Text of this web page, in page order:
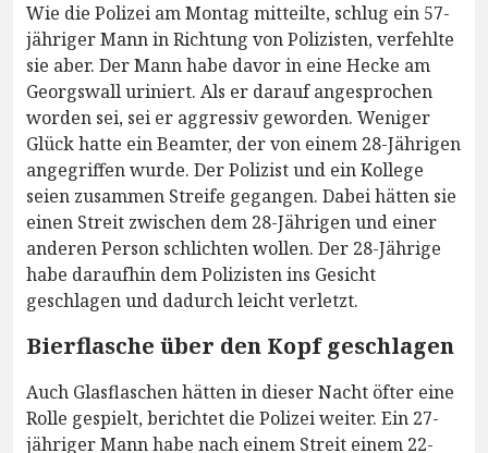
Wie die Polizei am Montag mitteilte, schlug ein 57-
jähriger Mann in Richtung von Polizisten, verfehlte
sie aber. Der Mann habe davor in eine Hecke am
Georgswall uriniert. Als er darauf angesprochen
worden sei, sei er aggressiv geworden. Weniger
Glück hatte ein Beamter, der von einem 28-Jährigen
angegriffen wurde. Der Polizist und ein Kollege
seien zusammen Streife gegangen. Dabei hätten sie
einen Streit zwischen dem 28-Jährigen und einer
anderen Person schlichten wollen. Der 28-Jährige
habe daraufhin dem Polizisten ins Gesicht
geschlagen und dadurch leicht verletzt.
Bierflasche über den Kopf geschlagen
Auch Glasflaschen hätten in dieser Nacht öfter eine
Rolle gespielt, berichtet die Polizei weiter. Ein 27-
jähriger Mann habe nach einem Streit einem 22-